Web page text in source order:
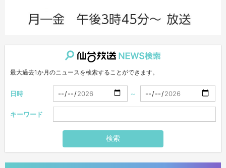
最大過去1か月のニュースを検索することができます。
日時 ～
キーワード
検索